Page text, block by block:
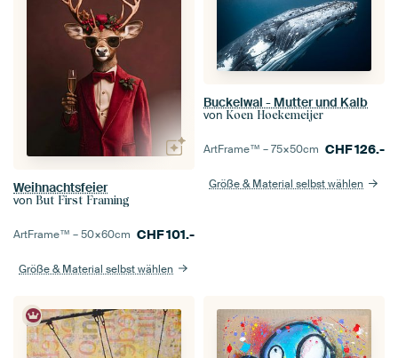
Weihnachtsfeier
von But First Framing
ArtFrame™ –50×60cm CHF101.-
Größe & Material selbst wählen
Buckelwal - Mutter und Kalb
von Koen Hoekemeijer
ArtFrame™ –75×50cm CHF126.-
Größe & Material selbst wählen